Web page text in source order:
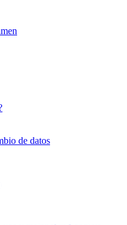
de datos